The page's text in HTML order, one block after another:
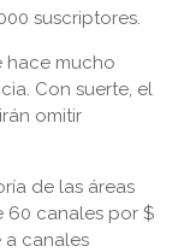
suscriptores.
hace mucho
Con suerte, el
omitir
de las áreas
60 canales por $
a canales